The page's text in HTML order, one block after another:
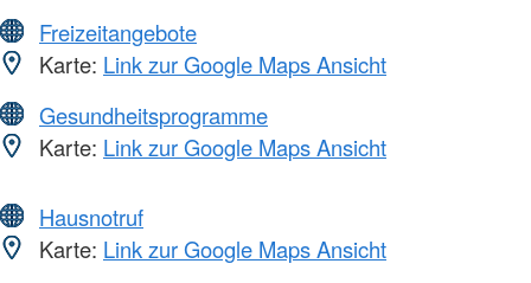
Freizeitangebote
Karte: Link zur Google Maps Ansicht
Gesundheitsprogramme
Karte: Link zur Google Maps Ansicht
Hausnotruf
Karte: Link zur Google Maps Ansicht